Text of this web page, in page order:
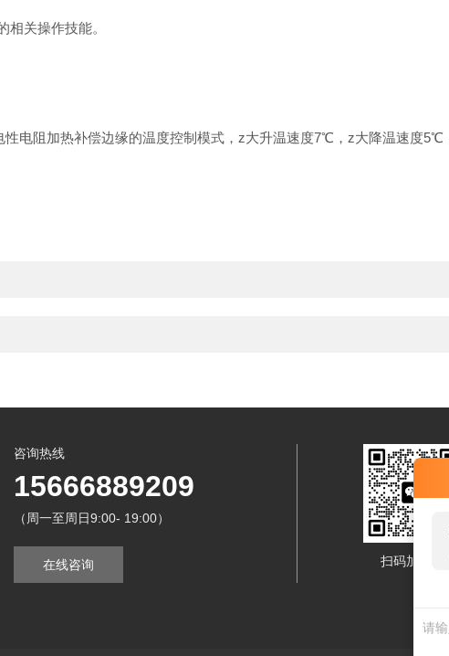
关操作技能。
阻加热补偿边缘的温度控制模式，z大升温速度7℃，z大降温速度5℃
咨询热线
15666889209
（周一至周日9:00- 19:00）
在线咨询 扫码加微信